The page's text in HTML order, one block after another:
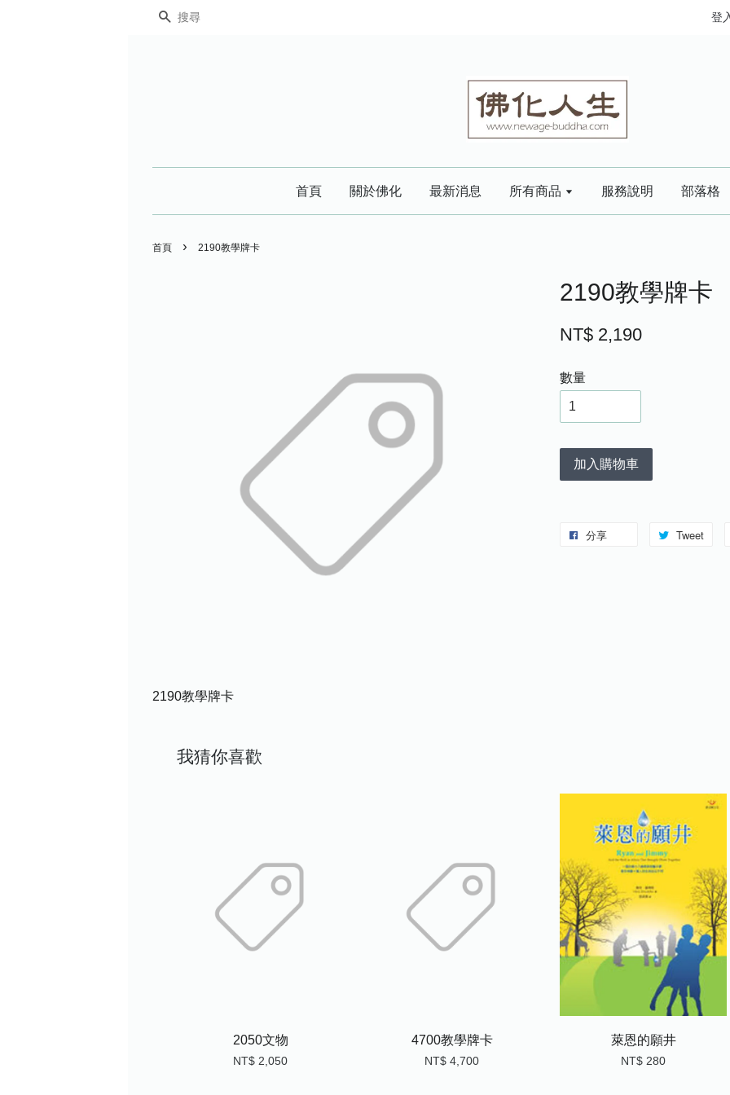
搜尋 登
首頁 關於佛化 最新消息 所有商品 服務說明 部落格
首頁 › 2190教學牌卡
2190教學牌卡
NT$ 2,190
數量
加入購物車
分享 Tweet
2190教學牌卡
我猜你喜歡
2050文物
NT$ 2,050
4700教學牌卡
NT$ 4,700
萊恩的願井
NT$ 280